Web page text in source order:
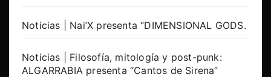
Noticias | Nai’X presenta “DIMENSIONAL GODS.
Noticias | Filosofía, mitología y post-punk:
ALGARRABIA presenta “Cantos de Sirena”